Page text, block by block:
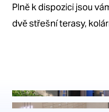
Plně k dispozici jsou
dvě střešní terasy,